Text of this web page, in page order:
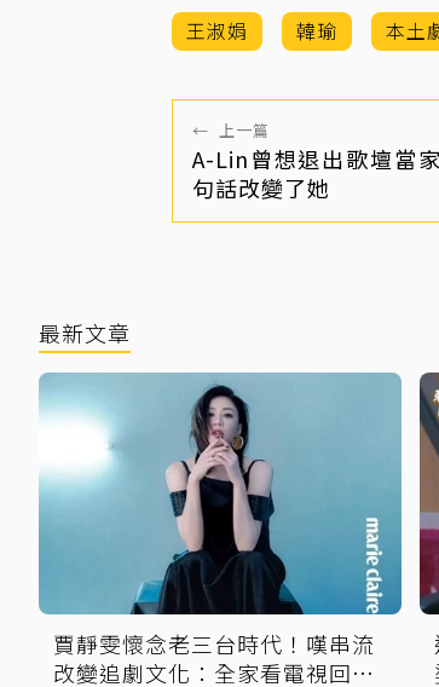
王淑娟 韓瑜 本土
← 上一篇
A-Lin曾想退出歌壇當
句話改變了她
最新文章
賈靜雯懷念老三台時代！嘆串流
改變追劇文化：全家看電視回不